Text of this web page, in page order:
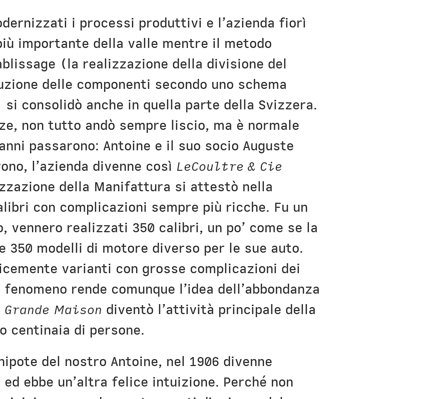
i processi produttivi e l’azienda fiorì
importante della valle mentre il metodo
(la realizzazione della divisione del
delle componenti secondo uno schema
consolidò anche in quella parte della Svizzera.
non tutto andò sempre liscio, ma è normale
passarono: Antoine e il suo socio Auguste
l’azienda divenne così LeCoultre & Cie
della Manifattura si attestò nella
con complicazioni sempre più ricche. Fu un
vennero realizzati 350 calibri, un po’ come se la
350 modelli di motore diverso per le sue auto.
varianti con grosse complicazioni dei
rende comunque l’idea dell’abbondanza
Grande Maison diventò l’attività principale della
centinaia di persone.
del nostro Antoine, nel 1906 divenne
ebbe un’altra felice intuizione. Perché non